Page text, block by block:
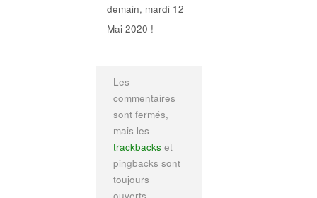
demain, mardi 12
Mai 2020 !
Les
commentaires
sont fermés,
mais les
trackbacks et
pingbacks sont
toujours